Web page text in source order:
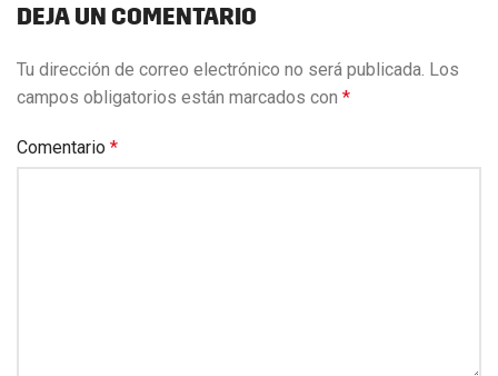
DEJA UN COMENTARIO
Tu dirección de correo electrónico no será publicada. Los
campos obligatorios están marcados con *
Comentario *